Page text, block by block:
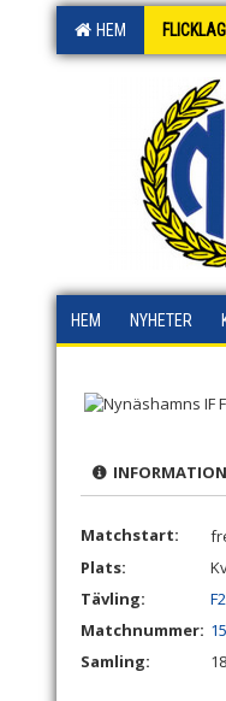
HEM FLICKLAG
HEM NYHETER
INFORMATION
Matchstart:
Plats:
Tävling:
Matchnummer:
Samling: